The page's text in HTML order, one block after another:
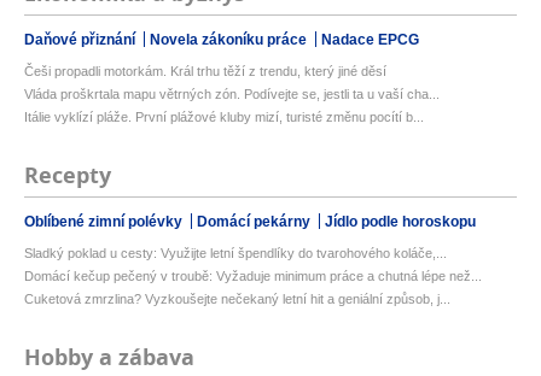
Daňové přiznání Novela zákoníku práce Nadace EPCG
Češi propadli motorkám. Král trhu těží z trendu, který jiné děsí
Vláda proškrtala mapu větrných zón. Podívejte se, jestli ta u vaší cha...
Itálie vyklízí pláže. První plážové kluby mizí, turisté změnu pocítí b...
Recepty
Oblíbené zimní polévky Domácí pekárny Jídlo podle horoskopu
Sladký poklad u cesty: Využijte letní špendlíky do tvarohového koláče,...
Domácí kečup pečený v troubě: Vyžaduje minimum práce a chutná lépe než...
Cuketová zmrzlina? Vyzkoušejte nečekaný letní hit a geniální způsob, j...
Hobby a zábava